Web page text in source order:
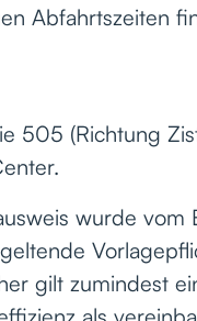
Abfahrtszeiten
505 (Richtung
wurde vom
gilt zumindest